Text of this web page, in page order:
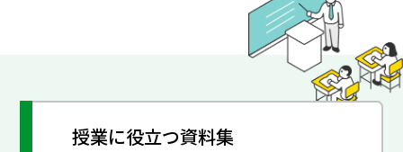
授業に役立つ資料集